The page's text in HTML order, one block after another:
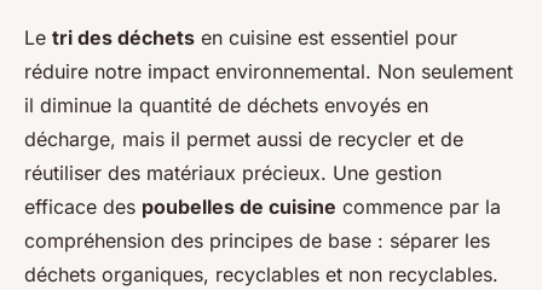
Le tri des déchets en cuisine est essentiel pour
réduire notre impact environnemental. Non seulement
il diminue la quantité de déchets envoyés en
décharge, mais il permet aussi de recycler et de
réutiliser des matériaux précieux. Une gestion
efficace des poubelles de cuisine commence par la
compréhension des principes de base : séparer les
déchets organiques, recyclables et non recyclables.